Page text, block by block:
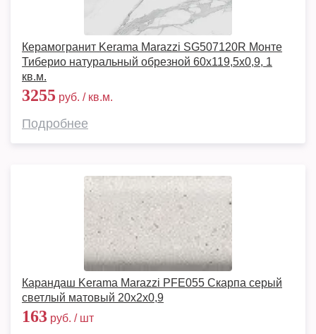
Керамогранит Kerama Marazzi SG507120R Монте
Тиберио натуральный обрезной 60x119,5x0,9, 1
кв.м.
3255 руб. / кв.м.
Подробнее
Карандаш Kerama Marazzi PFE055 Скарпа серый
светлый матовый 20x2x0,9
163 руб. / шт